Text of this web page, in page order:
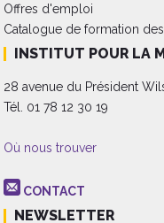
Offres d'emploi
Catalogue de formation
INSTITUT POUR LA
28 avenue du Président
Tél. 01 78 12 30 19
Où nous trouver
CONTACT
NEWSLETTER